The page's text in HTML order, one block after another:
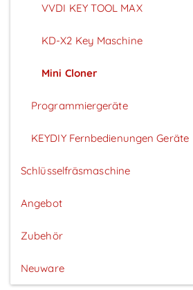
VVDI KEY TOOL MAX
KD-X2 Key Maschine
Mini Cloner
Programmiergeräte
KEYDIY Fernbedienungen Geräte
Schlüsselfräsmaschine
Angebot
Zubehör
Neuware